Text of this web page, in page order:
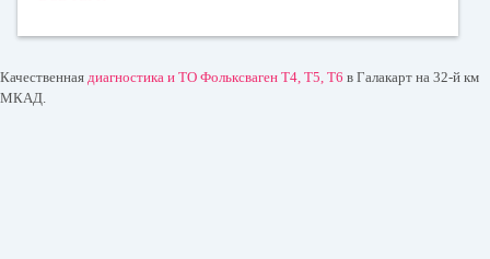
Качественная диагностика и ТО Фольксваген T4, T5, T6 в Галакарт на 32-й км
МКАД.